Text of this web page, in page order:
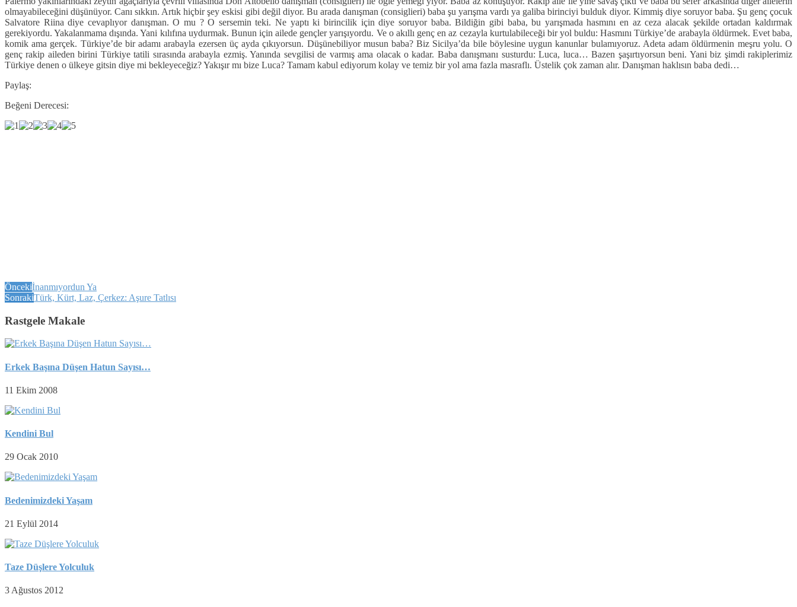
olmayabileceğini düşünüyor. Canı sıkkın. Artık hiçbir şey eskisi gibi değil diyor. Bu arada danışman (consiglieri) baba şu yarışma vardı ya galiba birinciyi bulduk diyor. Kimmiş diye soruyor baba. Şu genç çocuk
Salvatore Riina diye cevaplıyor danışman. O mu ? O sersemin teki. Ne yaptı ki birincilik için diye soruyor baba. Bildiğin gibi baba, bu yarışmada hasmını en az ceza alacak şekilde ortadan kaldırmak
gerekiyordu. Yakalanmama dışında. Yani kılıfına uydurmak. Bunun için ailede gençler yarışıyordu. Ve o akıllı genç en az cezayla kurtulabileceği bir yol buldu: Hasmını Türkiye’de arabayla öldürmek. Evet baba,
komik ama gerçek. Türkiye’de bir adamı arabayla ezersen üç ayda çıkıyorsun. Düşünebiliyor musun baba? Biz Sicilya’da bile böylesine uygun kanunlar bulamıyoruz. Adeta adam öldürmenin meşru yolu. O
genç rakip aileden birini Türkiye tatili sırasında arabayla ezmiş. Yanında sevgilisi de varmış ama olacak o kadar. Baba danışmanı susturdu: Luca, luca… Bazen şaşırtıyorsun beni. Yani biz şimdi rakiplerimiz
Türkiye denen o ülkeye gitsin diye mi bekleyeceğiz? Yakışır mı bize Luca? Tamam kabul ediyorum kolay ve temiz bir yol ama fazla masraflı. Üstelik çok zaman alır. Danışman haklısın baba dedi…
Paylaş:
Beğeni Derecesi:
Öncekiİnanmıyordun Ya
SonrakiTürk, Kürt, Laz, Çerkez: Aşure Tatlısı
Rastgele Makale
Erkek Başına Düşen Hatun Sayısı…
11 Ekim 2008
Kendini Bul
29 Ocak 2010
Bedenimizdeki Yaşam
21 Eylül 2014
Taze Düşlere Yolculuk
3 Ağustos 2012